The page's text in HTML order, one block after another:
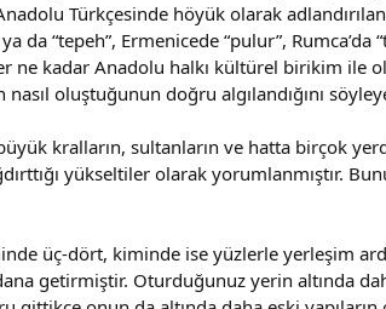
Türkçesinde höyük olarak
da “tepeh”, Ermenicede “pulur”,
ne kadar Anadolu halkı kültürel birikim ile
oluştuğunun doğru algılandığını
kralların, sultanların ve hatta birçok
yükseltiler olarak yorumlanmıştır.
üç-dört, kiminde ise yüzlerle yerleşim
getirmiştir. Oturduğunuz yerin altında